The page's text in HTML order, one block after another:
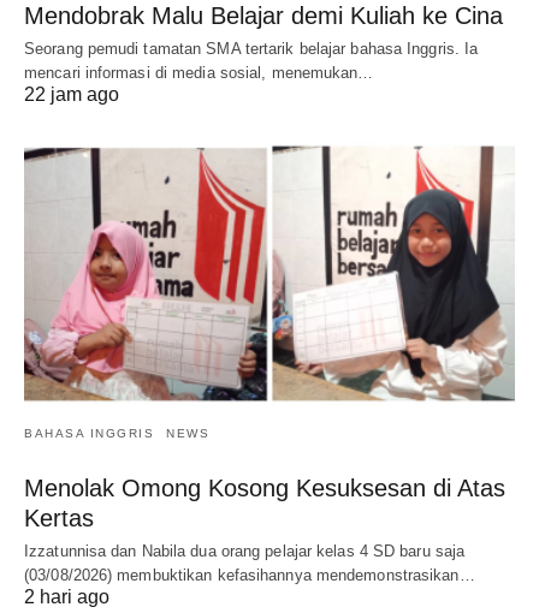
Mendobrak Malu Belajar demi Kuliah ke Cina
Seorang pemudi tamatan SMA tertarik belajar bahasa Inggris. Ia
mencari informasi di media sosial, menemukan…
22 jam ago
BAHASA INGGRIS NEWS
Menolak Omong Kosong Kesuksesan di Atas
Kertas
Izzatunnisa dan Nabila dua orang pelajar kelas 4 SD baru saja
(03/08/2026) membuktikan kefasihannya mendemonstrasikan…
2 hari ago